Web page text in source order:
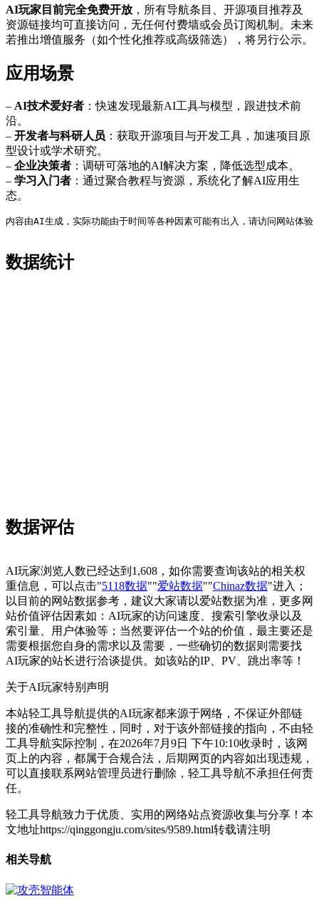
AI玩家目前完全免费开放 ，所有导航条目、开源项目推荐及
资源链接均可直接访问，无任何付费墙或会员订阅机制。未来
若推出增值服务（如个性化推荐或高级筛选），将另行公示。
应用场景
– AI技术爱好者 ：快速发现最新AI工具与模型，跟进技术前
沿。
– 开发者与科研人员 ：获取开源项目与开发工具，加速项目原
型设计或学术研究。
– 企业决策者 ：调研可落地的AI解决方案，降低选型成本。
– 学习入门者 ：通过聚合教程与资源，系统化了解AI应用生
态。
内容由AI生成，实际功能由于时间等各种因素可能有出入，请访问网站体验
数据统计
数据评估
AI玩家浏览人数已经达到1,608，如你需要查询该站的相关权
重信息，可以点击"5118数据""爱站数据""Chinaz数据"进入；
以目前的网站数据参考，建议大家请以爱站数据为准，更多网
站价值评估因素如：AI玩家的访问速度、搜索引擎收录以及
索引量、用户体验等；当然要评估一个站的价值，最主要还是
需要根据您自身的需求以及需要，一些确切的数据则需要找
AI玩家的站长进行洽谈提供。如该站的IP、PV、跳出率等！
关于AI玩家特别声明
本站轻工具导航提供的AI玩家都来源于网络，不保证外部链
接的准确性和完整性，同时，对于该外部链接的指向，不由轻
工具导航实际控制，在2026年7月9日 下午10:10收录时，该网
页上的内容，都属于合规合法，后期网页的内容如出现违规，
可以直接联系网站管理员进行删除，轻工具导航不承担任何责
任。
轻工具导航致力于优质、实用的网络站点资源收集与分享！ 本
文地址https://qinggongju.com/sites/9589.html转载请注明
相关导航